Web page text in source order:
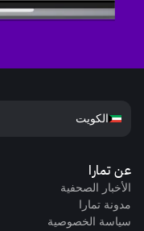
عن تمارا
الأخبار الصحفية
مدونة تمارا
سياسة الخصوصية
الكويت